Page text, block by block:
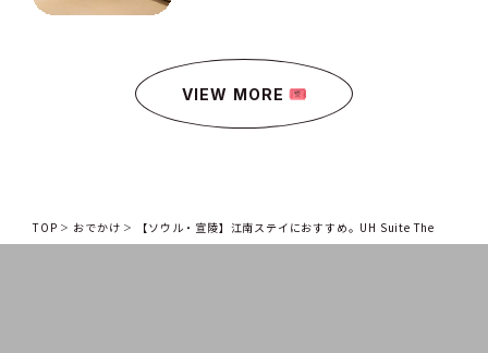
VIEW MORE
TOP おでかけ
【ソウル・宣陵】江南ステイにおすすめ。UH Suite The
SeolleungのStandard City Suite宿泊レポート